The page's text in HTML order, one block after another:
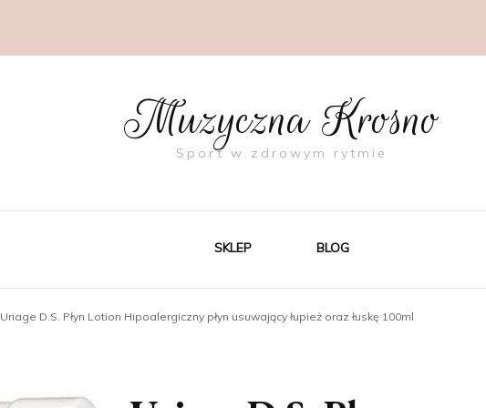
Muzyczna Krosno
Sport w zdrowym rytmie
SKLEP BLOG
Uriage D.S. Płyn Lotion Hipoalergiczny płyn usuwający łupież oraz łuskę 100ml